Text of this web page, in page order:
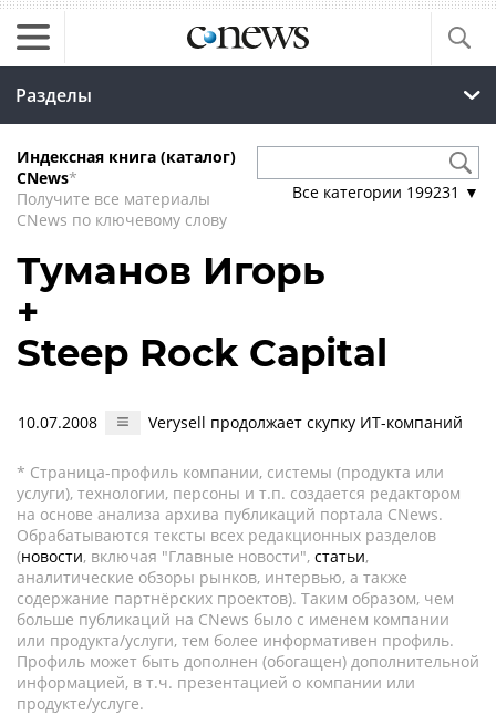
Разделы
Индексная книга (каталог)
CNews*
Получите все материалы
CNews по ключевому слову
Все категории 199231 ▼
Туманов Игорь
+
Steep Rock Capital
10.07.2008 Verysell продолжает скупку ИТ-компаний
* Страница-профиль компании, системы (продукта или
услуги), технологии, персоны и т.п. создается редактором
на основе анализа архива публикаций портала CNews.
Обрабатываются тексты всех редакционных разделов
(новости, включая "Главные новости", статьи,
аналитические обзоры рынков, интервью, а также
содержание партнёрских проектов). Таким образом, чем
больше публикаций на CNews было с именем компании
или продукта/услуги, тем более информативен профиль.
Профиль может быть дополнен (обогащен) дополнительной
информацией, в т.ч. презентацией о компании или
продукте/услуге.